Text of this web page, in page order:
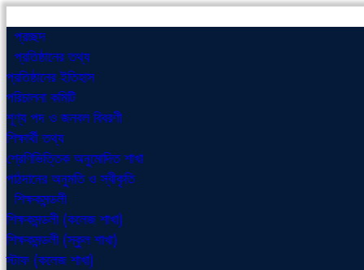
প্রচ্ছদ
প্রতিষ্ঠানের তথ্য
প্রতিষ্ঠানের ইতিহাস
পরিচালনা কমিটি
শূণ্য পদ ও জনবল বিবরণী
শিক্ষার্থী তথ্য
শ্রেণিভিত্তিক অনুমোদিত শাখা
পাঠদানের অনুমতি ও স্বীকৃতি
শিক্ষকমন্ডলী
শিক্ষকমন্ডলী (কলেজ শাখা)
শিক্ষকমন্ডলী (স্কুল শাখা)
স্টাফ (কলেজ শাখা)